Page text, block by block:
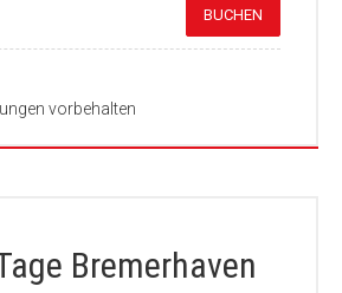
BUCHEN
vorbehalten
Bremerhaven